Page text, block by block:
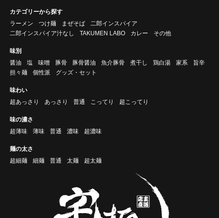
カテゴリーから探す
ラーメン
つけ麺 まぜそば
二郎インスパイア
二郎インスパイア汁なし
TAKUMEN LABO カレー その他
味別
醤油
塩 味噌 豚骨 豚骨醤油 魚介豚骨 煮干し 鶏白湯 家系
旨辛
担々麺
個性派 グッズ・セット
味わい
超あっさり
あっさり 普通 こってり 超こってり
味の濃さ
超薄味
薄味 普通 濃味 超濃味
麺の太さ
超細麺
細麺 普通 太麺 超太麺